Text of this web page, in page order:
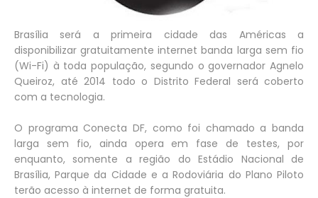
Brasília será a primeira cidade das Américas a
disponibilizar gratuitamente internet banda larga sem fio
(Wi-Fi) à toda população, segundo o governador Agnelo
Queiroz, até 2014 todo o Distrito Federal será coberto
com a tecnologia.
O programa Conecta DF, como foi chamado a banda
larga sem fio, ainda opera em fase de testes, por
enquanto, somente a região do Estádio Nacional de
Brasília, Parque da Cidade e a Rodoviária do Plano Piloto
terão acesso à internet de forma gratuita.